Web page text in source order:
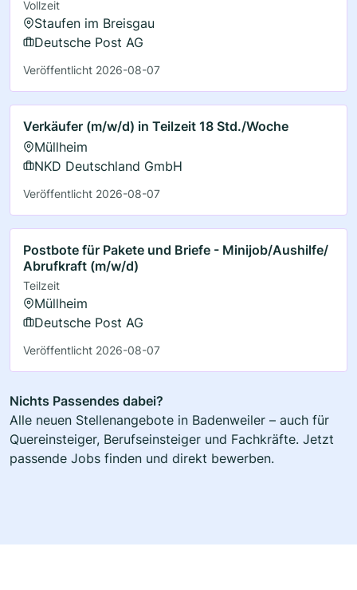
Vollzeit
Staufen im Breisgau
Deutsche Post AG
Veröffentlicht 2026-08-07
Verkäufer (m/w/d) in Teilzeit 18 Std./Woche
Müllheim
NKD Deutschland GmbH
Veröffentlicht 2026-08-07
Postbote für Pakete und Briefe - Minijob/Aushilfe/
Abrufkraft (m/w/d)
Teilzeit
Müllheim
Deutsche Post AG
Veröffentlicht 2026-08-07
Nichts Passendes dabei?
Alle neuen Stellenangebote in Badenweiler – auch für
Quereinsteiger, Berufseinsteiger und Fachkräfte. Jetzt
passende Jobs finden und direkt bewerben.